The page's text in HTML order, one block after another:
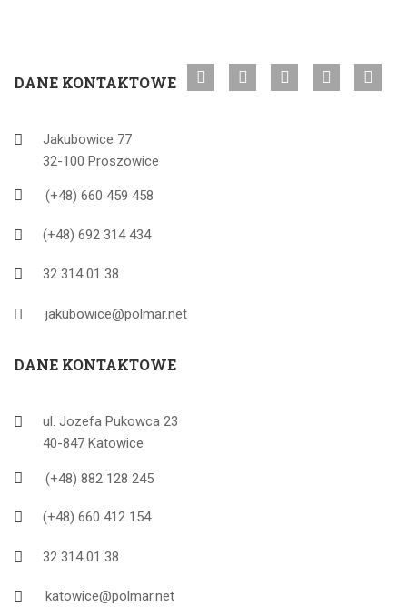
DANE KONTAKTOWE
Jakubowice 77
32-100 Proszowice
(+48) 660 459 458
(+48) 692 314 434
32 314 01 38
jakubowice@polmar.net
DANE KONTAKTOWE
ul. Jozefa Pukowca 23
40-847 Katowice
(+48) 882 128 245
(+48) 660 412 154
32 314 01 38
katowice@polmar.net